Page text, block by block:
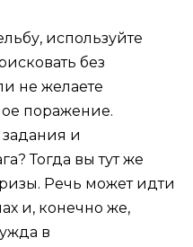
используйте
без
не желаете
поражение.
и
Тогда вы тут же
Речь может идти
и, конечно же,
в